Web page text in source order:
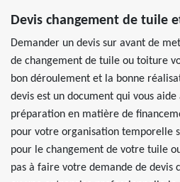
Devis changement de tuile
Demander un devis sur avant de
de changement de tuile ou toiture
bon déroulement et la bonne
devis est un document qui vous
préparation en matière de
pour votre organisation temporelle
pour le changement de votre tuile
pas à faire votre demande de devis